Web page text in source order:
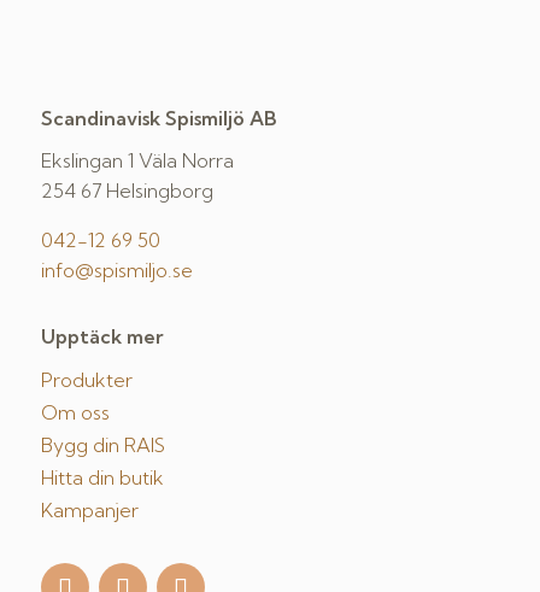
Scandinavisk Spismiljö AB
Ekslingan 1 Väla Norra
254 67 Helsingborg
042-12 69 50
info@spismiljo.se
Upptäck mer
Produkter
Om oss
Bygg din RAIS
Hitta din butik
Kampanjer